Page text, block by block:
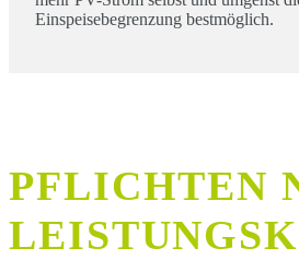
Einspeisebegrenzung bestmöglich.
PFLICHTEN